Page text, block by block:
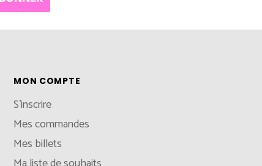
MON COMPTE
S'inscrire
Mes commandes
Mes billets